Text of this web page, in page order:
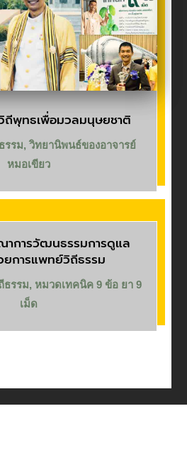
ถีพุทธเพื่อมวลมนุษยชาติ
รรม, วิทยานิพนธ์ของอาจารย์
หมอเขียว
าการวัฒนธรรมการดูแล
การแพทย์วิถีธรรม
ธรรม, หมวดเทคนิค 9 ข้อ ยา 9
เม็ด